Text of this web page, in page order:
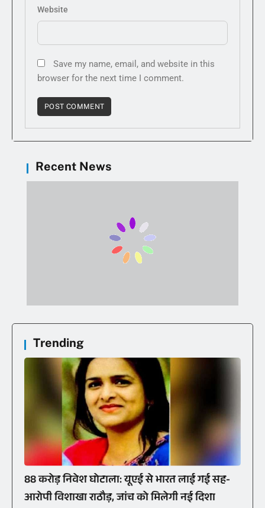
Website
Save my name, email, and website in this
browser for the next time I comment.
Recent News
Trending
88 करोड़ निवेश घोटाला: यूएई से भारत लाई गई सह-
आरोपी विशाखा राठौड़, जांच को मिलेगी नई दिशा